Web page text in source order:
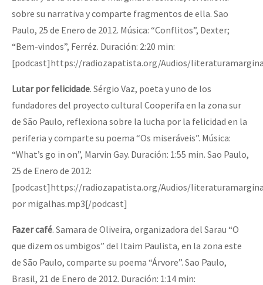
sobre su narrativa y comparte fragmentos de ella. Sao
Paulo, 25 de Enero de 2012. Música: “Conflitos”, Dexter;
“Bem-vindos”, Ferréz. Duración: 2:20 min:
[podcast]https://radiozapatista.org/Audios/
Lutar por felicidade. Sérgio Vaz, poeta y uno de los
fundadores del proyecto cultural Cooperifa en la zona sur
de São Paulo, reflexiona sobre la lucha por la felicidad en la
periferia y comparte su poema “Os miseráveis”. Música:
“What’s go in on”, Marvin Gay. Duración: 1:55 min. Sao Paulo,
25 de Enero de 2012:
[podcast]https://radiozapatista.org/Audios/
por migalhas.mp3[/podcast]
Fazer café. Samara de Oliveira, organizadora del Sarau “O
que dizem os umbigos” del Itaim Paulista, en la zona este
de São Paulo, comparte su poema “Árvore”. Sao Paulo,
Brasil, 21 de Enero de 2012. Duración: 1:14 min: